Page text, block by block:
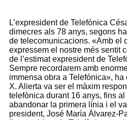
L’expresident de Telefónica
dimecres als 78 anys, segons
de telecomunicacions. «Amb el
expressem el nostre més sentit
de l’estimat expresident de
Sempre recordarem amb
immensa obra a Telefónica»,
X. Alierta va ser el màxim
telefònica durant 16 anys, fins
abandonar la primera línia i el va
president, José María Álvarez-